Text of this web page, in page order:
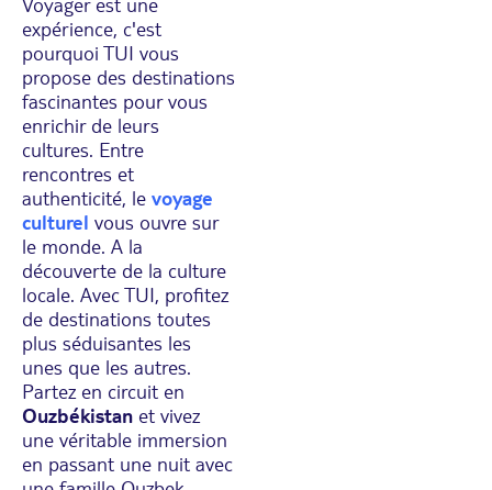
expérience, c'est
pourquoi TUI vous
propose des destinations
fascinantes pour vous
enrichir de leurs
cultures. Entre
rencontres et
authenticité, le voyage
culturel vous ouvre sur
le monde. A la
découverte de la culture
locale. Avec TUI, profitez
de destinations toutes
plus séduisantes les
unes que les autres.
Partez en circuit en
Ouzbékistan et vivez
une véritable immersion
en passant une nuit avec